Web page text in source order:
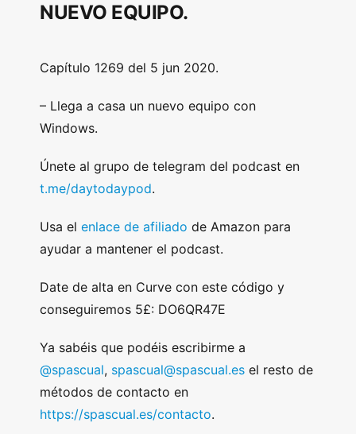
NUEVO EQUIPO.
Capítulo 1269 del 5 jun 2020.
– Llega a casa un nuevo equipo con
Windows.
Únete al grupo de telegram del podcast en
t.me/daytodaypod.
Usa el enlace de afiliado de Amazon para
ayudar a mantener el podcast.
Date de alta en Curve con este código y
conseguiremos 5£: DO6QR47E
Ya sabéis que podéis escribirme a
@spascual, spascual@spascual.es el resto de
métodos de contacto en
https://spascual.es/contacto.